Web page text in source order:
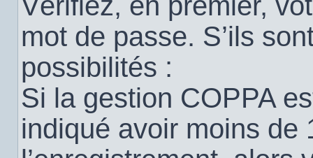
mot de passe. S’ils
possibilités :
Si la gestion COPPA
indiqué avoir moins de